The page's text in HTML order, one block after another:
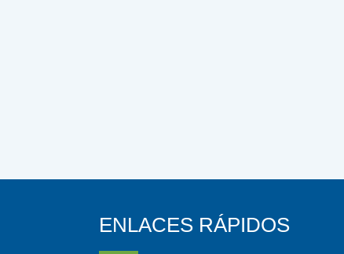
ENLACES RÁPIDOS